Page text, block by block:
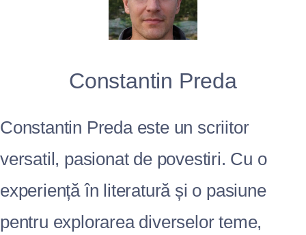
Constantin Preda
Constantin Preda este un scriitor
versatil, pasionat de povestiri. Cu o
experiență în literatură și o pasiune
pentru explorarea diverselor teme,